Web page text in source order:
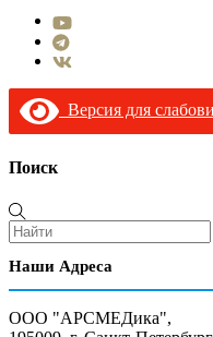
Версия для
Поиск
Наши Адреса
ООО "АРСМЕДика",